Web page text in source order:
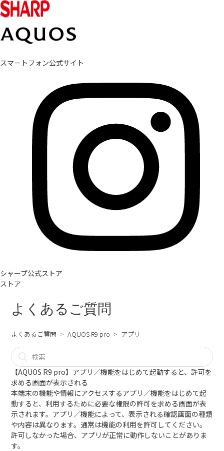
スマートフォン公式サイト
シャープ公式ストア
ストア
よくあるご質問
よくあるご質問 AQUOS R9 pro アプリ
【AQUOS R9 pro】アプリ／機能をはじめて起動すると、許可を
求める画面が表示される
本端末の機能や情報にアクセスするアプリ／機能をはじめて起
動すると、利用するために必要な権限の許可を求める画面が表
示されます。アプリ／機能によって、表示される確認画面の種類
や内容は異なります。通常は機能の利用を許可してください。
許可しなかった場合、アプリが正常に動作しないことがありま
す。